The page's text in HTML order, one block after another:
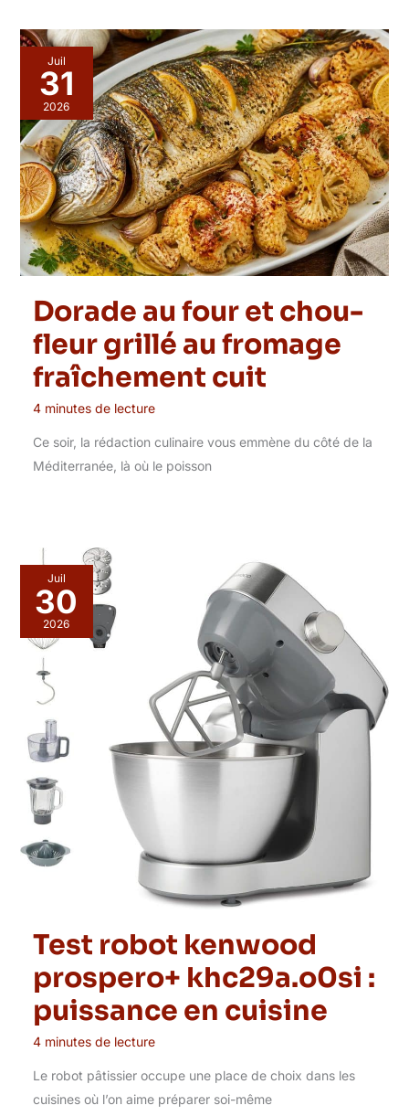
Juil
31
2026
Dorade au four et chou-
fleur grillé au fromage
fraîchement cuit
4 minutes de lecture
Ce soir, la rédaction culinaire vous emmène du côté de la
Méditerranée, là où le poisson
Juil
30
2026
Test robot kenwood
prospero+ khc29a.o0si :
puissance en cuisine
4 minutes de lecture
Le robot pâtissier occupe une place de choix dans les
cuisines où l’on aime préparer soi-même